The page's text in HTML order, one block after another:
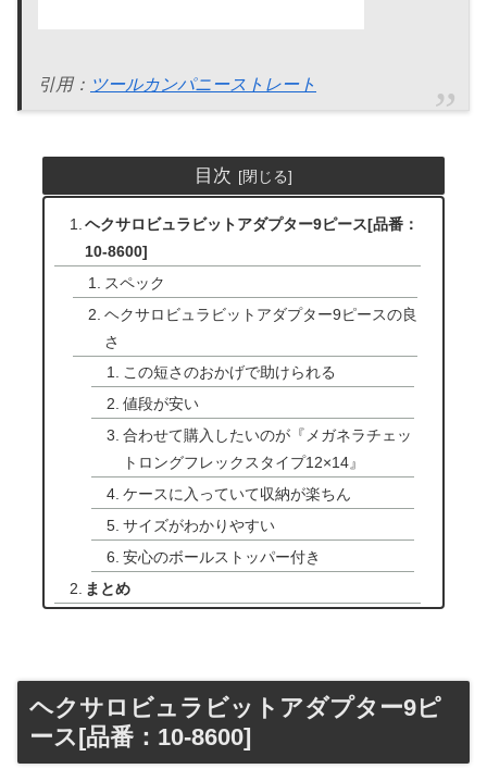
引用： ツールカンパニーストレート
目次
ヘクサロビュラビットアダプター9ピース[品番：
10-8600]
スペック
ヘクサロビュラビットアダプター9ピースの良
さ
この短さのおかげで助けられる
値段が安い
合わせて購入したいのが『メガネラチェッ
トロングフレックスタイプ12×14』
ケースに入っていて収納が楽ちん
サイズがわかりやすい
安心のボールストッパー付き
まとめ
ヘクサロビュラビットアダプター9ピ
ース[品番：10-8600]